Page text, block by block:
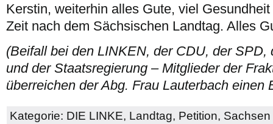
Kerstin, weiterhin alles Gute, viel
Zeit nach dem Sächsischen Landtag. Alles
(Beifall bei den LINKEN, der CDU, der SPD,
und der Staatsregierung – Mitglieder der
überreichen der Abg. Frau Lauterbach einen
Kategorie: DIE LINKE, Landtag, Petition, Sachsen